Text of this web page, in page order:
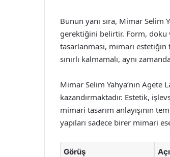
Bunun yanı sıra, Mimar Selim
gerektiğini belirtir. Form, doku
tasarlanması, mimari estetiğin
sınırlı kalmamalı, aynı
Mimar Selim Yahya’nın Agete
kazandırmaktadır. Estetik,
mimari tasarım anlayışının
yapıları sadece birer mimari
Görüş